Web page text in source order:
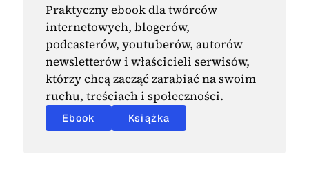
Praktyczny ebook dla twórców
internetowych, blogerów,
podcasterów, youtuberów, autorów
newsletterów i właścicieli serwisów,
którzy chcą zacząć zarabiać na swoim
ruchu, treściach i społeczności.
Ebook Książka